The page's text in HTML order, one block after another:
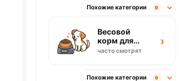
Похожие категории 9
Весовой
корм для
собак
часто смотрят
›
Похожие категории 9